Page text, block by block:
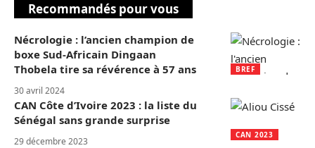
Recommandés pour vous
BREF
Nécrologie : l’ancien champion de
boxe Sud-Africain Dingaan
Thobela tire sa révérence à 57 ans
30 avril 2024
CAN 2023
CAN Côte d’Ivoire 2023 : la liste du
Sénégal sans grande surprise
29 décembre 2023